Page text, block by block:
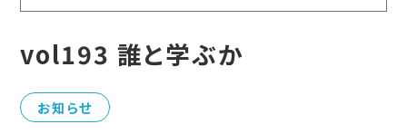
vol193 誰と学ぶか
お知らせ